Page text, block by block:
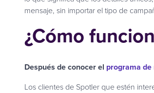
mensaje, sin importar el tipo de
¿Cómo
Después de conocer el programa de
Los clientes de Spotler que estén